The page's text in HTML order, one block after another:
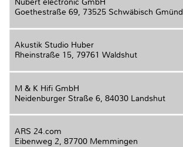
Goethestraße 69, 73525 Schwäbisch Gmünd
Akustik Studio Huber
Rheinstraße 15, 79761 Waldshut
M & K Hifi GmbH
Neidenburger Straße 6, 84030 Landshut
ARS 24.com
Eibenweg 2, 87700 Memmingen